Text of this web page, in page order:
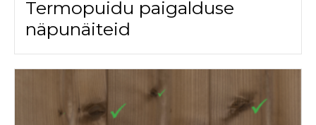
Termopuidu paigalduse
näpunäiteid